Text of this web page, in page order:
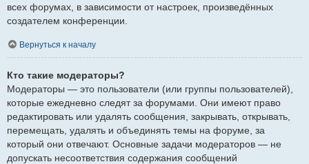
всех форумах, в зависимости от настроек, произведённых
создателем конференции.
Вернуться к началу
Кто такие модераторы?
Модераторы — это пользователи (или группы пользователей),
которые ежедневно следят за форумами. Они имеют право
редактировать или удалять сообщения, закрывать, открывать,
перемещать, удалять и объединять темы на форуме, за
который они отвечают. Основные задачи модераторов — не
допускать несоответствия содержания сообщений